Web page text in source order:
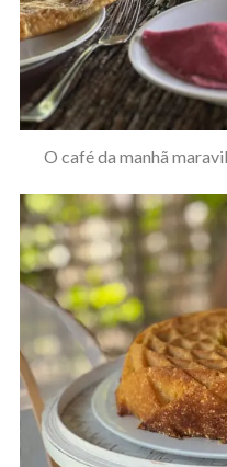
O café da manhã